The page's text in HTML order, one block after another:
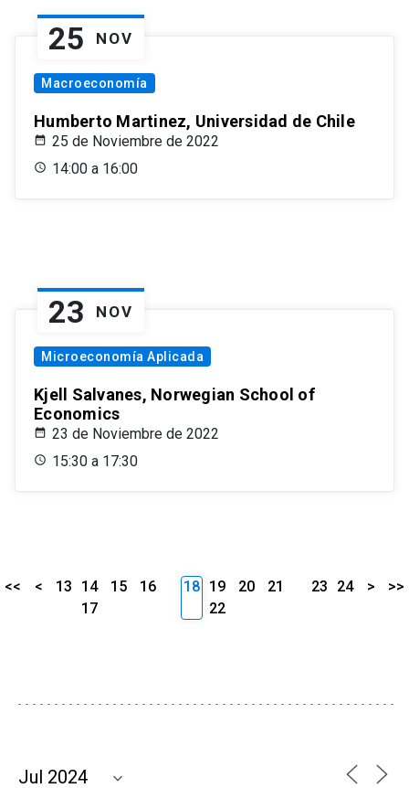
25 NOV
Macroeconomía
Humberto Martinez, Universidad de Chile
25 de Noviembre de 2022
14:00 a 16:00
23 NOV
Microeconomía Aplicada
Kjell Salvanes, Norwegian School of
Economics
23 de Noviembre de 2022
15:30 a 17:30
<< < 13 14 15
16
17
18 19 20
21
22
23 24 > >>